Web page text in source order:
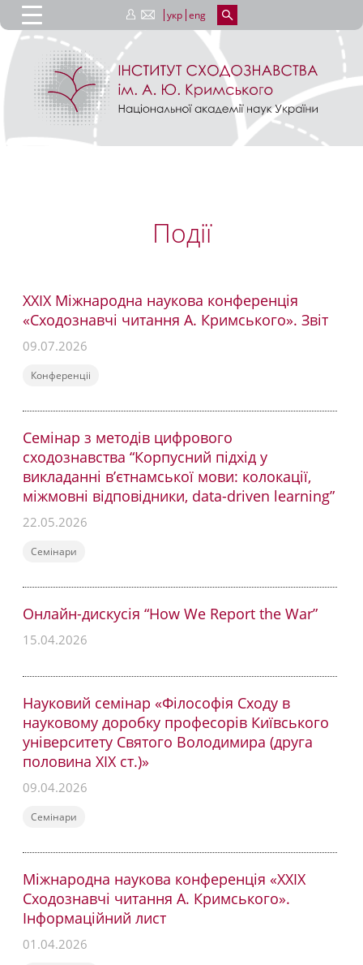
укр eng
Події
ХХІХ Міжнародна наукова конференція
«Сходознавчі читання А. Кримського». Звіт
09.07.2026
Конференціі
Семінар з методів цифрового
сходознавства “Корпусний підхід у
викладанні в’єтнамської мови: колокації,
міжмовні відповідники, data-driven learning”
22.05.2026
Семінари
Онлайн-дискусія “How We Report the War”
15.04.2026
Науковий семінар «Філософія Сходу в
науковому доробку професорів Київського
університету Святого Володимира (друга
половина ХІХ ст.)»
09.04.2026
Семінари
Міжнародна наукова конференція «ХХІХ
Сходознавчі читання А. Кримського».
Інформаційний лист
01.04.2026